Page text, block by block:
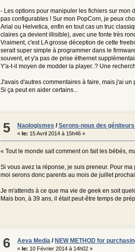
@@ -705,19 +705,19 @@
{
// Modified from SMF
$input = strtr($input,
$input = preg_replace(
array(
global $context, $modSettings,
$aeva_timer = (isset($aeva_timer)
-
if
$message =
else
{
// Removes any
@@ -1070,27 +1070,27 @@
$message =
{
// Removes any
$link =
$thumbs = array(
- Les options pour manipuler les fichiers sur mon
pas configurables ! Sur mon PopCorn, je peux
Arial ou Helvetica, enfin en tout cas un truc
claires ça devient illisible), avec une fonte très
Vraiment, c'est LA grosse déception de cette
serait super simple à programmer dans le
souvent, et y'a pas de prise éthernet
Y'a-t-il moyen de modder la player..? Une
J'avais d'autres commentaires à faire, mais j'ai un
Si ça peut en aider certains...
5 Naologismes /Serons-nous des
«le: 15 Avril 2014 à 15h46 »
« Tout le monde sait comment on fait les bébés,
Si vous avez la réponse, je suis preneur. Pour
moi serons donc parents au mois de juillet
Je m'attends à ce que ma vie de geek en soit
Mais bon, à 39 ans, il était peut-être temps de
6 Aeva Media /NEW METHOD for
«le: 10 Février 2014 à 14h02 »